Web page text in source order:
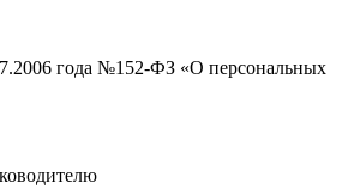
года №152-ФЗ «О персональных